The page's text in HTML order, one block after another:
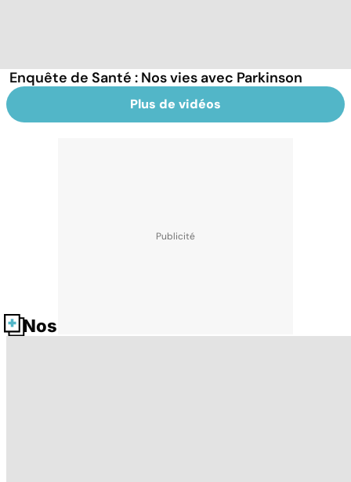
Enquête de Santé : Nos vies avec Parkinson
Plus de vidéos
Nos fiches santé